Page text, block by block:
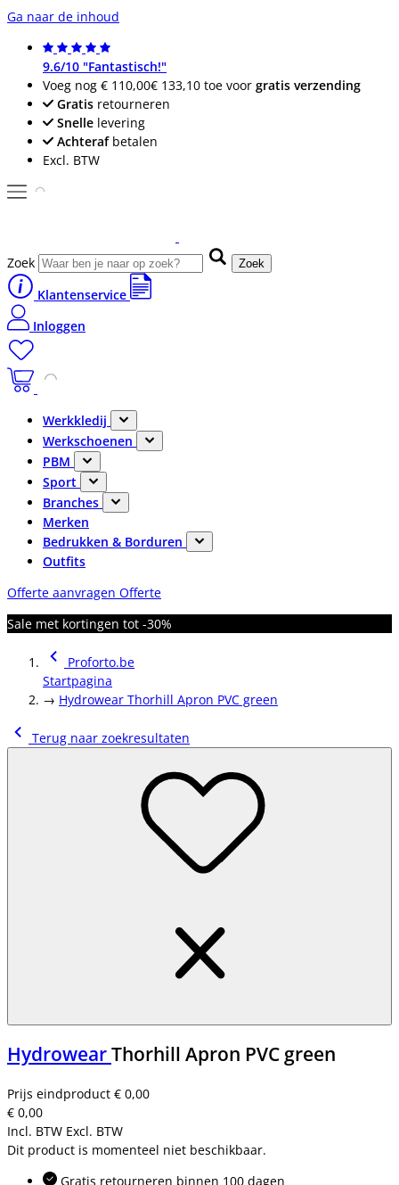
Ga naar de inhoud
9.6/10 "Fantastisch!"
Voeg nog € 110,00€ 133,10 toe voor gratis verzending
Gratis retourneren
Snelle levering
Achterafbetalen
Excl. BTW
Zoek Zoek
Klantenservice
Inloggen
Werkkledij
Werkschoenen
PBM
Sport
Branches
Merken
Bedrukken & Borduren
Outfits
Offerte aanvragen Offerte
Sale met kortingen tot -30%
Proforto.be
Startpagina
→ Hydrowear Thorhill Apron PVC green
Terug naar zoekresultaten
HydrowearThorhill Apron PVC green
Prijs eindproduct € 0,00
€ 0,00
Incl. BTW Excl. BTW
Dit product is momenteel niet beschikbaar.
Gratis retourneren binnen 100 dagen